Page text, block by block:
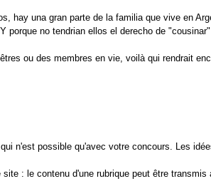
hay una gran parte de la familia que vive en
no tendrian ellos el derecho de
ou des membres en vie, voilà qui rendrait
n'est possible qu'avec votre concours. Les
: le contenu d'une rubrique peut être